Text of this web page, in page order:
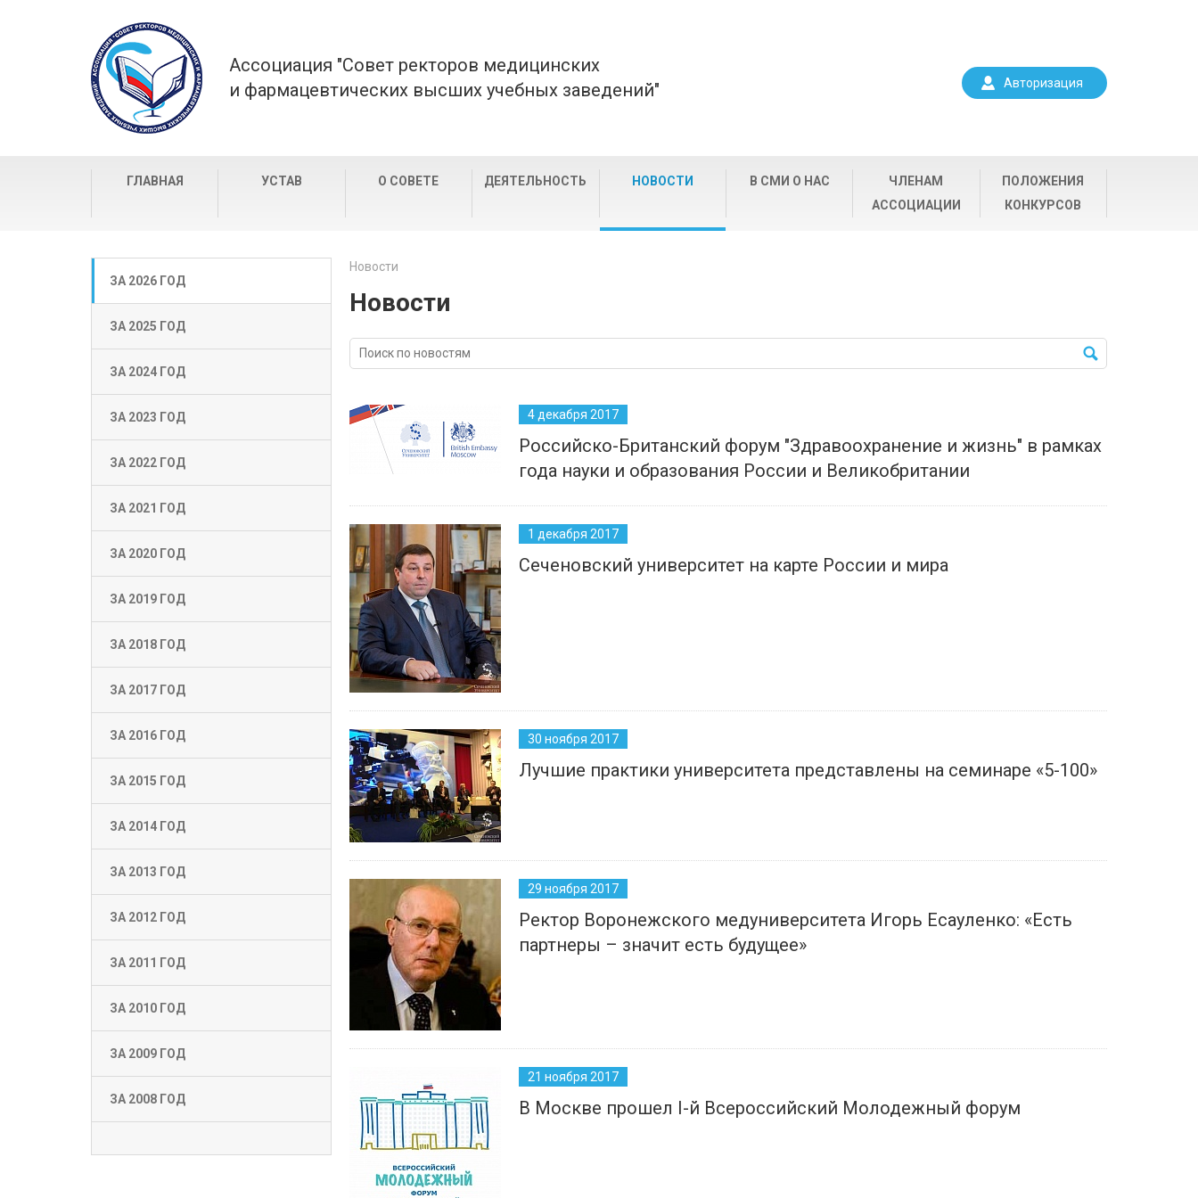
Ассоциация "Совет ректоров медицинских
и фармацевтических высших учебных заведений"
Авторизация
ГЛАВНАЯ УСТАВ О СОВЕТЕ ДЕЯТЕЛЬНОСТЬ НОВОСТИ В СМИ О НАС
ЧЛЕНАМ
АССОЦИАЦИИ
ПОЛОЖЕНИЯ
КОНКУРСОВ
ЗА 2026 ГОД
ЗА 2025 ГОД
ЗА 2024 ГОД
ЗА 2023 ГОД
ЗА 2022 ГОД
ЗА 2021 ГОД
ЗА 2020 ГОД
ЗА 2019 ГОД
ЗА 2018 ГОД
ЗА 2017 ГОД
ЗА 2016 ГОД
ЗА 2015 ГОД
ЗА 2014 ГОД
ЗА 2013 ГОД
ЗА 2012 ГОД
ЗА 2011 ГОД
ЗА 2010 ГОД
ЗА 2009 ГОД
ЗА 2008 ГОД
Новости
Новости
4 декабря 2017
Российско-Британский форум "Здравоохранение и жизнь" в рамках
года науки и образования России и Великобритании
1 декабря 2017
Сеченовский университет на карте России и мира
30 ноября 2017
Лучшие практики университета представлены на семинаре «5-100»
29 ноября 2017
Ректор Воронежского медуниверситета Игорь Есауленко: «Есть
партнеры – значит есть будущее»
21 ноября 2017
В Москве прошел I-й Всероссийский Молодежный форум